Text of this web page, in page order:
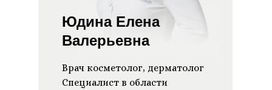
Юдина Елена
Валерьевна
Врач косметолог, дерматолог
Специалист в области